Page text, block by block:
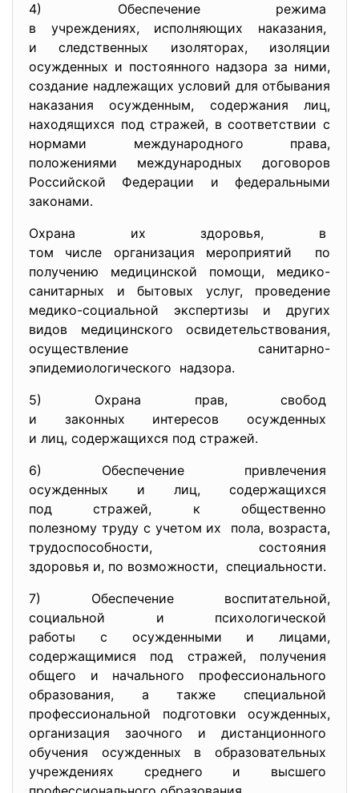
4) Обеспечение режима
в учреждениях, исполняющих наказания,
и следственных изоляторах, изоляции
осужденных и постоянного надзора за ними,
создание надлежащих условий для отбывания
наказания осужденным, содержания лиц,
находящихся под стражей, в соответствии с
нормами международного права,
положениями международных договоров
Российской Федерации и федеральными
законами.
Охрана их здоровья, в
том числе организация мероприятий по
получению медицинской помощи, медико-
санитарных и бытовых услуг, проведение
медико-социальной экспертизы и других
видов медицинского освидетельствования,
осуществление санитарно-
эпидемиологического надзора.
5) Охрана прав, свобод
и законных интересов осужденных
и лиц, содержащихся под стражей.
6) Обеспечение привлечения
осужденных и лиц, содержащихся
под стражей, к общественно
полезному труду с учетом их пола, возраста,
трудоспособности, состояния
здоровья и, по возможности, специальности.
7) Обеспечение воспитательной,
социальной и психологической
работы с осужденными и лицами,
содержащимися под стражей, получения
общего и начального профессионального
образования, а также специальной
профессиональной подготовки осужденных,
организация заочного и дистанционного
обучения осужденных в образовательных
учреждениях среднего и высшего